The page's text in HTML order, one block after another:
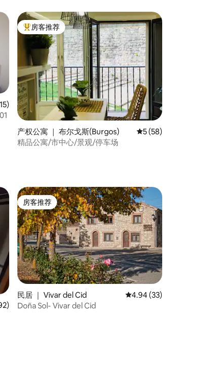
分 5 分（满分 5 分），共 15 条评价
热门「房客推荐」
房客推荐
产权公寓 ｜ 布尔戈斯(Burgos) 平均评分 5 分（满
5 (58)
精品公寓/市中心/景观/停车场
4.85 分（满分 5 分），共 92 条评价
房客推荐
房客推荐
民居 ｜ Vivar del Cid 平均评分 4.94 分（满
4.94 (33)
Doña Sol- Vivar del Cid